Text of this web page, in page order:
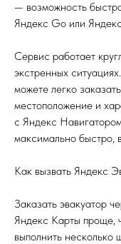
— возможность
Яндекс Go или
Сервис работает
экстренных
можете легко
местоположение и
с Яндекс
максимально быстро,
Как вызвать Яндекс
Заказать эвакуатор
Яндекс Карты проще,
выполнить несколько